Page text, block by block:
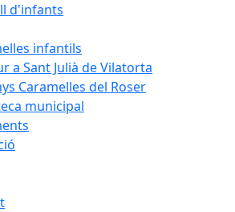
d'infants
infantils
a Sant Julià de Vilatorta
Caramelles del Roser
municipal